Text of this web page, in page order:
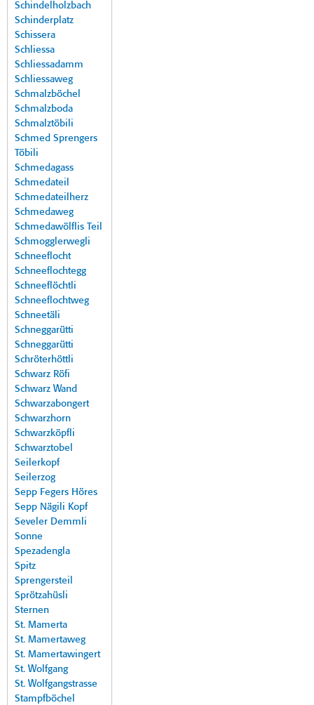
Schindelholzbach
Schinderplatz
Schissera
Schliessa
Schliessadamm
Schliessaweg
Schmalzböchel
Schmalzboda
Schmalztöbili
Schmed Sprengers
Töbili
Schmedagass
Schmedateil
Schmedateilherz
Schmedaweg
Schmedawölflis Teil
Schmogglerwegli
Schneeflocht
Schneeflochtegg
Schneeflöchtli
Schneeflochtweg
Schneetäli
Schneggarütti
Schneggarütti
Schröterhöttli
Schwarz Röfi
Schwarz Wand
Schwarzabongert
Schwarzhorn
Schwarzköpfli
Schwarztobel
Seilerkopf
Seilerzog
Sepp Fegers Höres
Sepp Nägili Kopf
Seveler Demmli
Sonne
Spezadengla
Spitz
Sprengersteil
Sprötzahüsli
Sternen
St. Mamerta
St. Mamertaweg
St. Mamertawingert
St. Wolfgang
St. Wolfgangstrasse
Stampfböchel